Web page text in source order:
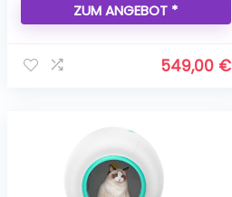
ZUM ANGEBOT *
549,00 €